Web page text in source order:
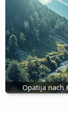
Opatija nach